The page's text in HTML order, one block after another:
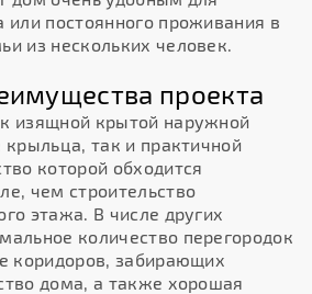
или постоянного проживания в
из нескольких человек.
проекта
изящной крытой наружной
крыльца, так и практичной
которой обходится
чем строительство
этажа. В числе других
количество перегородок
коридоров, забирающих
дома, а также хорошая